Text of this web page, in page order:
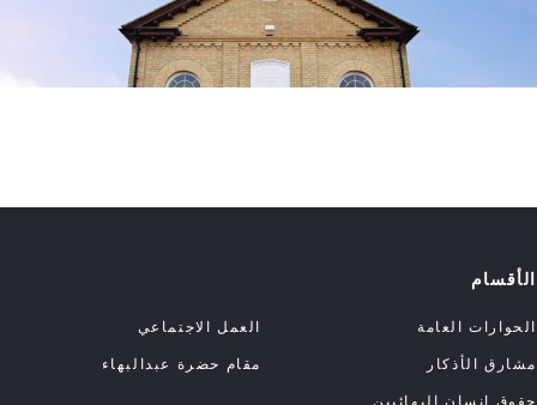
الأقسام
الحوارات العامة
العمل الاجتماعي
مشارق الأذكار
مقام حضرة عبدالبهاء
حقوق إنسان البهائيين